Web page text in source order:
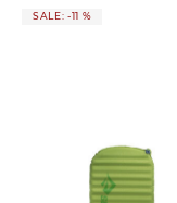
SALE: -11 %